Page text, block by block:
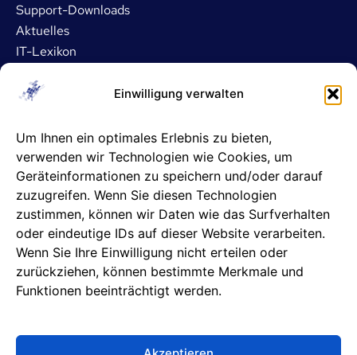
Einwilligung verwalten
Um Ihnen ein optimales Erlebnis zu bieten,
verwenden wir Technologien wie Cookies, um
Geräteinformationen zu speichern und/oder darauf
zuzugreifen. Wenn Sie diesen Technologien
zustimmen, können wir Daten wie das Surfverhalten
oder eindeutige IDs auf dieser Website verarbeiten.
Wenn Sie Ihre Einwilligung nicht erteilen oder
zurückziehen, können bestimmte Merkmale und
Funktionen beeinträchtigt werden.
Support-Downloads
Aktuelles
IT-Lexikon
Dienstleistungen
Microsoft 365 Betreuung
ASP- und DATEV-Betreuung
IT-Sicherheit
IT-Support
Unternehmen
Info & Kontakt
Karriere
Datenschutzhinweise